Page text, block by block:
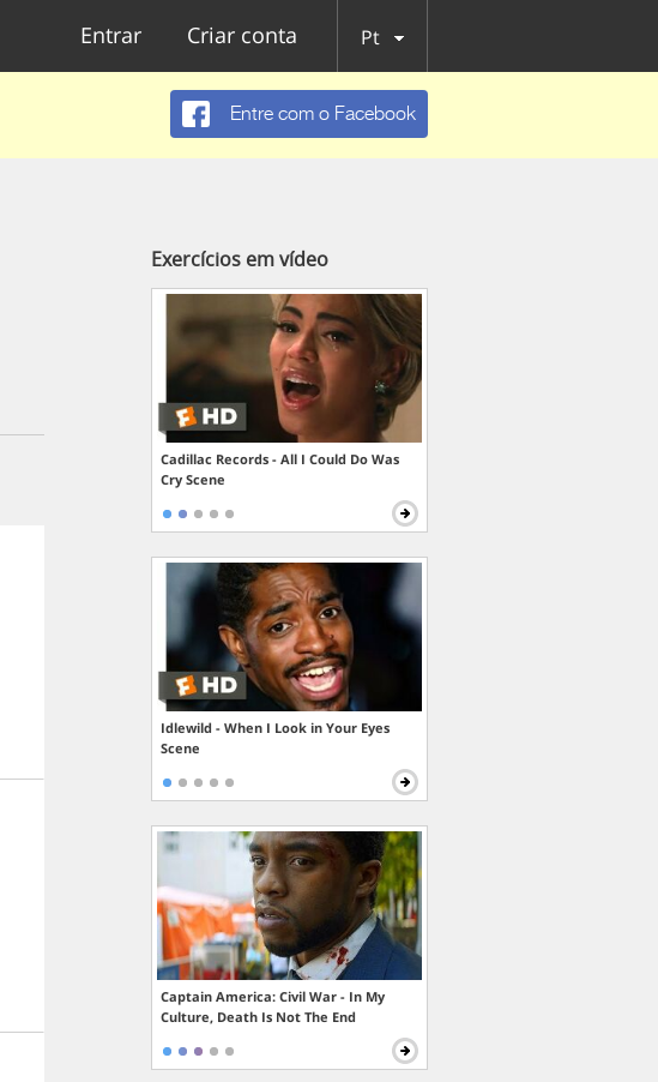
Entrar Criar conta Pt
Entre com o Facebook
Exercícios em vídeo
Cadillac Records - All I Could Do Was
Cry Scene
Idlewild - When I Look in Your Eyes
Scene
Captain America: Civil War - In My
Culture, Death Is Not The End